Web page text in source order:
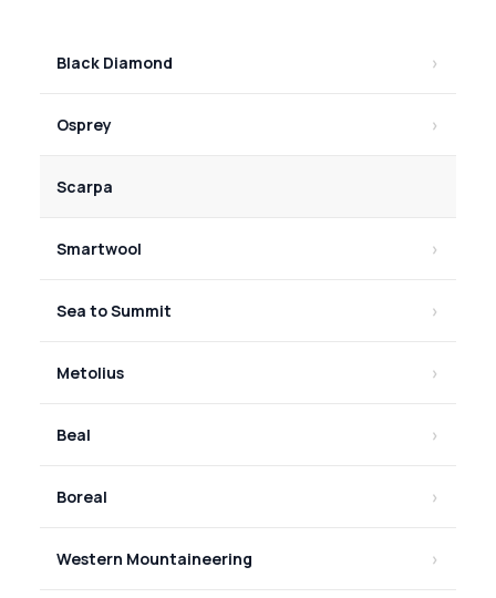
Black Diamond
Osprey
Scarpa
Smartwool
Sea to Summit
Metolius
Beal
Boreal
Western Mountaineering